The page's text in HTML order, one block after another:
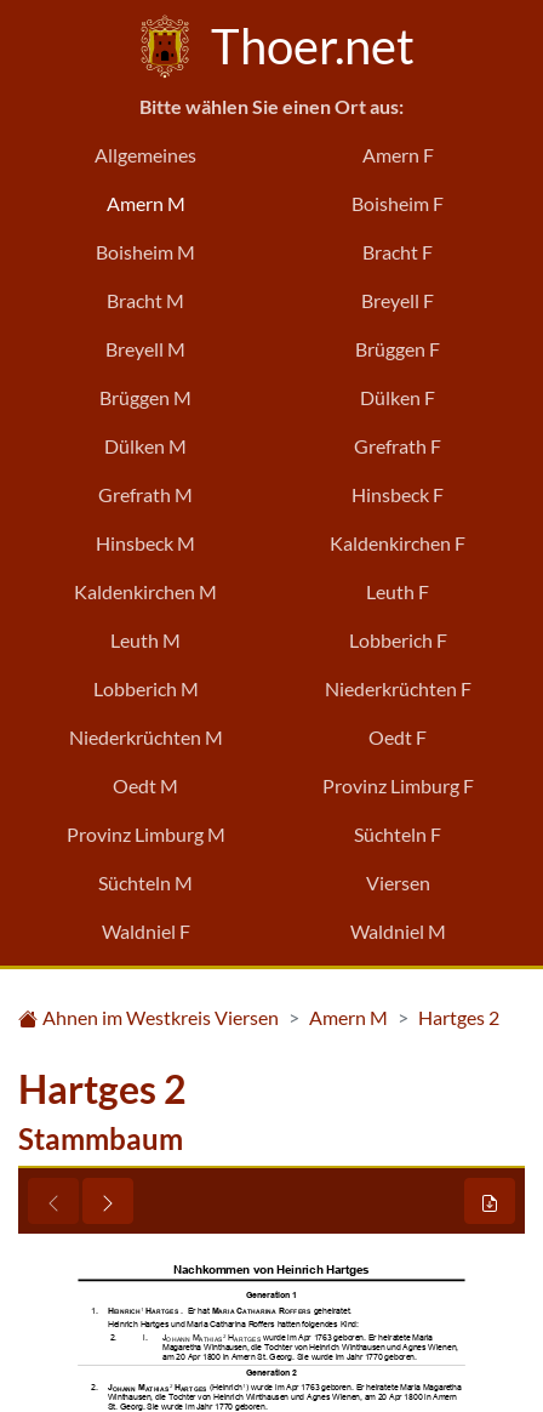
Thoer.net
Bitte wählen Sie einen Ort aus:
Allgemeines Amern F
Amern M Boisheim F
Boisheim M Bracht F
Bracht M Breyell F
Breyell M Brüggen F
Brüggen M Dülken F
Dülken M Grefrath F
Grefrath M Hinsbeck F
Hinsbeck M Kaldenkirchen F
Kaldenkirchen M Leuth F
Leuth M Lobberich F
Lobberich M Niederkrüchten F
Niederkrüchten M Oedt F
Oedt M Provinz Limburg F
Provinz Limburg M Süchteln F
Süchteln M Viersen
Waldniel F Waldniel M
Ahnen im Westkreis Viersen Amern M Hartges 2
Hartges 2
Stammbaum


          


      



      


